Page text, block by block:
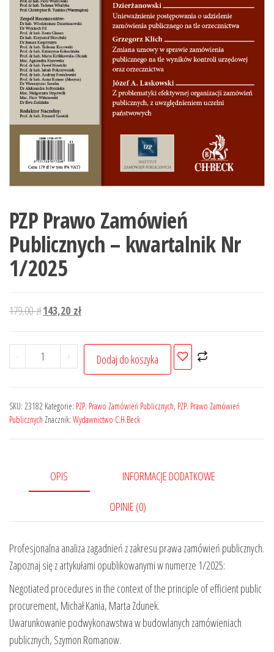
PZP Prawo Zamówień
Publicznych – kwartalnik Nr
1/2025
179,00złPierwotna
wynosiła:
179,00 zł.
143,20 złAktualna
wynosi:
143,20 zł.
-
ilość
PZP
Zamówień
Publicznych
1/2025
+ Dodaj do koszyka
SKU: 23182 Kategorie: PZP. Prawo Zamówień Publicznych, PZP. Prawo Zamówień
Publicznych Znacznik: Wydawnictwo C.H.Beck
OPIS INFORMACJE DODATKOWE
OPINIE (0)
Profesjonalna analiza zagadnień z zakresu prawa zamówień publicznych.
Zapoznaj się z artykułami opublikowanymi w numerze 1/2025:
Negotiated procedures in the context of the principle of efficient public
procurement, Michał Kania, Marta Zdunek.
Uwarunkowanie podwykonawstwa w budowlanych zamówieniach
publicznych, Szymon Romanow.